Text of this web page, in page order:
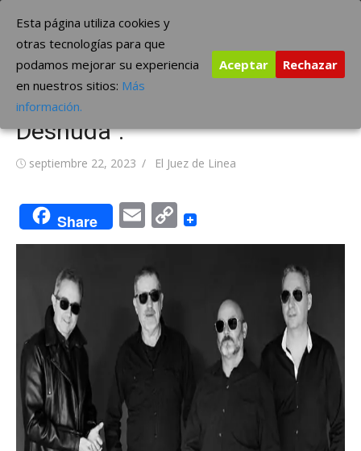
contenido
The Borderline Music
Los granadinos Ojos de
Blues publican el single “Alma
Desnuda”.
Publicada
septiembre 22, 2023 Autor
El Juez de Linea
Share EmailCopy
Link
Esta página utiliza cookies y
otras tecnologías para que
podamos mejorar su experiencia
en nuestros sitios: Más
información.
Aceptar Rechazar